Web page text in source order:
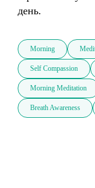
Morning
Self Compassion
Morning Meditation
Breath Awareness